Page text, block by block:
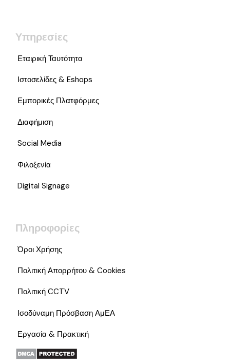
Υπηρεσίες
Εταιρική Ταυτότητα
Ιστοσελίδες & Eshops
Εμπορικές Πλατφόρμες
Διαφήμιση
Social Media
Φιλοξενία
Digital Signage
Πληροφορίες
Όροι Χρήσης
Πολιτική Απορρήτου & Cookies
Πολιτική CCTV
Ισοδύναμη Πρόσβαση ΑμΕΑ
Εργασία & Πρακτική